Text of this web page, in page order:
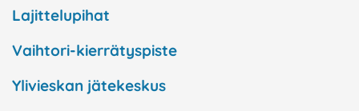
Lajittelupihat
Vaihtori-kierrätyspiste
Ylivieskan jätekeskus